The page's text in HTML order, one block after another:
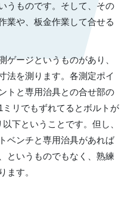
うものです。そして、その
業や、板金作業して合せる
ゲージというものがあり、
法を測ります。各測定ポイ
トと専用治具との合せ部の
リでもずれてるとボルトが
下ということです。但し、
ベンチと専用治具があれば
というものでもなく、熟練
ます。